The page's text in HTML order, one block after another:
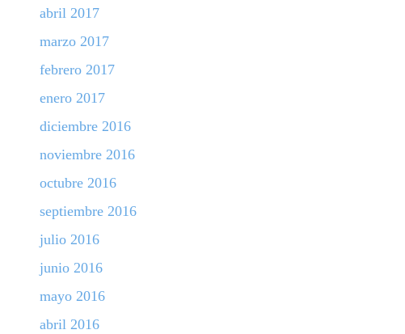
abril 2017
marzo 2017
febrero 2017
enero 2017
diciembre 2016
noviembre 2016
octubre 2016
septiembre 2016
julio 2016
junio 2016
mayo 2016
abril 2016